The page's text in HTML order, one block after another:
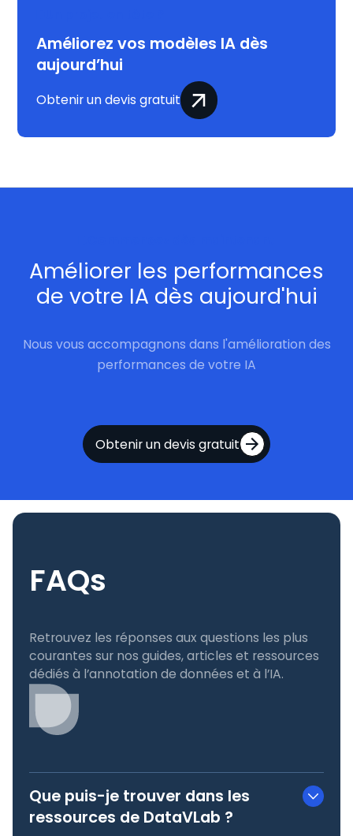
Améliorez vos modèles IA dès
aujourd’hui
Obtenir un devis gratuit
Améliorer les performances
de votre IA dès aujourd'hui
Nous vous accompagnons dans l'amélioration des
performances de votre IA
Obtenir un devis gratuit
FAQs
Retrouvez les réponses aux questions les plus
courantes sur nos guides, articles et ressources
dédiés à l’annotation de données et à l’IA.
Que puis-je trouver dans les
ressources de DataVLab ?